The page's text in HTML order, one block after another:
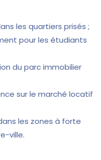
les quartiers prisés ;
pour les étudiants
du parc immobilier
sur le marché locatif
les zones à forte
ville.